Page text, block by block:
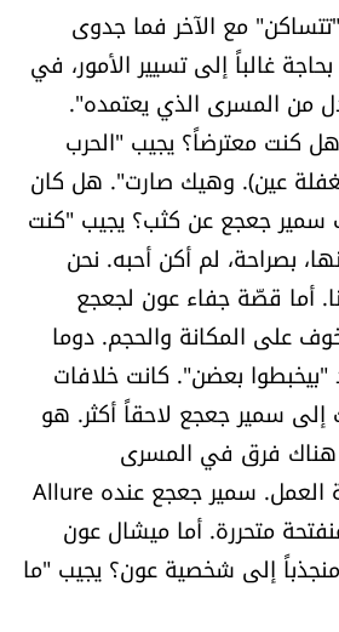
مع الآخر فما جدوى
غالباً إلى تسيير الأمور، في
من المسرى الذي يعتمده".
هل كنت معترضاً؟ يجيب "الحرب
عين). وهيك صارت". هل كان
سمير جعجع عن كثب؟ يجيب "كنت
بصراحة، لم أكن أحبه. نحن
أما قصّة جفاء عون لجعجع
على المكانة والحجم. دوما
بعضن". كانت خلافات
إلى سمير جعجع لاحقاً أكثر. هو
هناك فرق في المسرى
والإيديولوجيا وطريقة العمل. سمير جعجع عنده Allure
متحررة. أما ميشال عون
إلى شخصية عون؟ يجيب "ما